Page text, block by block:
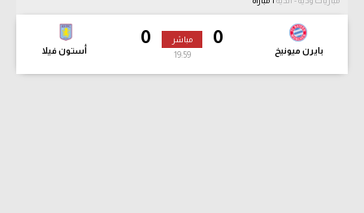
0
بايرن ميونيخ
0
أستون فيلا
مباشر
20:00